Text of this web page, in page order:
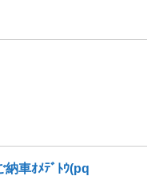
車ｵﾒﾃﾞﾄｳ(pq